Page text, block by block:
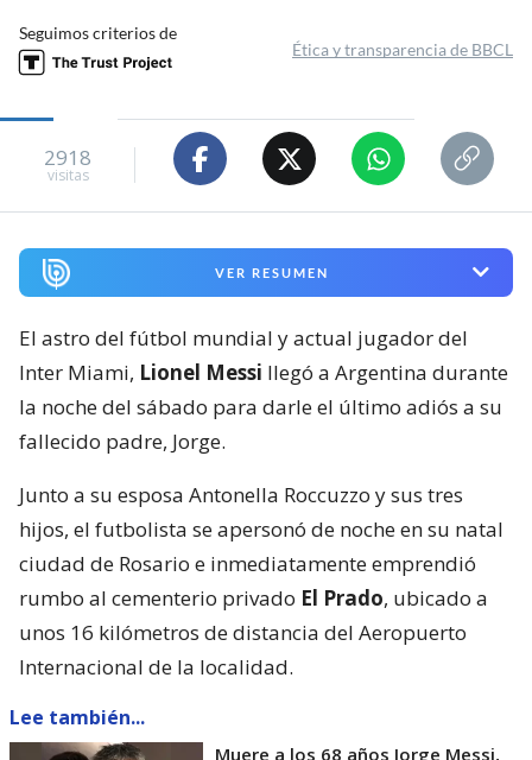
Seguimos criterios de
Ética y transparencia de BBCL
2918
visitas
VER RESUMEN
El astro del fútbol mundial y actual jugador del
Inter Miami, Lionel Messi llegó a Argentina durante
la noche del sábado para darle el último adiós a su
fallecido padre, Jorge.
Junto a su esposa Antonella Roccuzzo y sus tres
hijos, el futbolista se apersonó de noche en su natal
ciudad de Rosario e inmediatamente emprendió
rumbo al cementerio privado El Prado, ubicado a
unos 16 kilómetros de distancia del Aeropuerto
Internacional de la localidad.
Lee también...
Muere a los 68 años Jorge Messi,